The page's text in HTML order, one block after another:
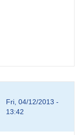
Fri, 04/12/2013 -
13:42